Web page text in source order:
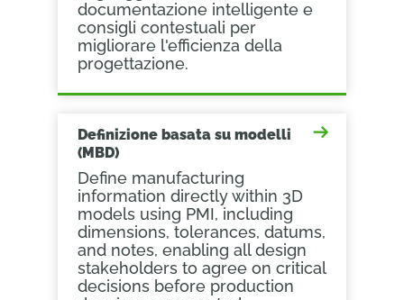
documentazione intelligente e
consigli contestuali per
migliorare l'efficienza della
progettazione.
Definizione basata su modelli
(MBD)
Define manufacturing
information directly within 3D
models using PMI, including
dimensions, tolerances, datums,
and notes, enabling all design
stakeholders to agree on critical
decisions before production